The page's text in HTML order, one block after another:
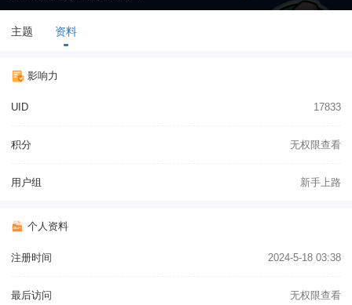
主题 资料
影响力
UID 17833
积分 无权限查看
用户组 新手上路
个人资料
注册时间 2024-5-18 03:38
最后访问 无权限查看